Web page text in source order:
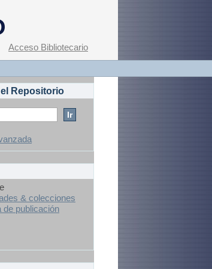
Acceso Bibliotecario
Repositorio
& colecciones
de publicación